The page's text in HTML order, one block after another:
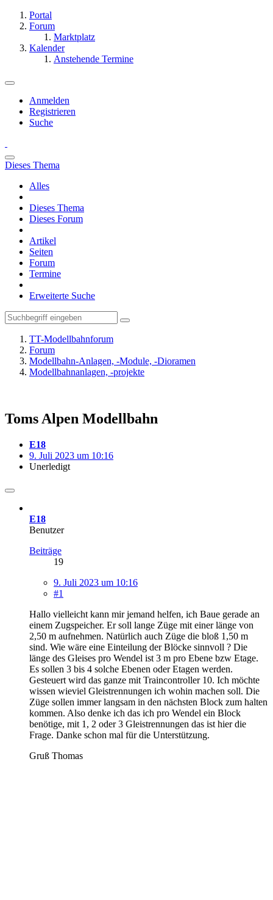
Portal
Forum
Marktplatz
Kalender
Anstehende Termine
Anmelden
Registrieren
Suche
Dieses Thema
Alles
Dieses Thema
Dieses Forum
Artikel
Seiten
Forum
Termine
Erweiterte Suche
TT-Modellbahnforum
Forum
Modellbahn-Anlagen, -Module, -Dioramen
Modellbahnanlagen, -projekte
Toms Alpen Modellbahn
E18
9. Juli 2023 um 10:16
Unerledigt
E18
Benutzer
Beiträge
19
9. Juli 2023 um 10:16
#1
Hallo vielleicht kann mir jemand helfen, ich Baue gerade an
einem Zugspeicher. Er soll lange Züge mit einer länge von
2,50 m aufnehmen. Natürlich auch Züge die bloß 1,50 m
sind. Wie wäre eine Einteilung der Blöcke sinnvoll ? Die
länge des Gleises pro Wendel ist 3 m pro Ebene bzw Etage.
Es sollen 3 bis 4 solche Ebenen oder Etagen werden.
Gesteuert wird das ganze mit Traincontroller 10. Ich möchte
wissen wieviel Gleistrennungen ich wohin machen soll. Die
Züge sollen immer langsam in den nächsten Block zum halten
kommen. Also denke ich das ich pro Wendel ein Block
benötige, mit 1, 2 oder 3 Gleistrennungen das ist hier die
Frage. Danke schon mal für die Unterstützung.
Gruß Thomas